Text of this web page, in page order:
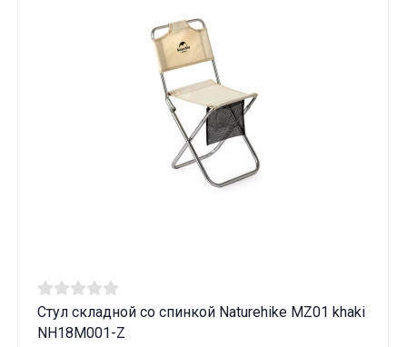
Стул складной со спинкой Naturehike MZ01 khaki
NH18M001-Z